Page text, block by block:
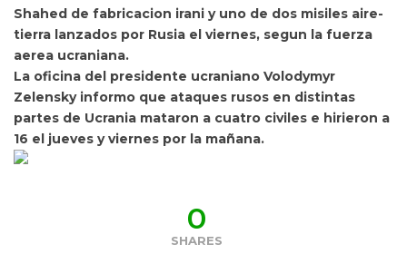
Shahed de fabricacion irani y uno de dos misiles aire-
tierra lanzados por Rusia el viernes, segun la fuerza
aerea ucraniana.
La oficina del presidente ucraniano Volodymyr
Zelensky informo que ataques rusos en distintas
partes de Ucrania mataron a cuatro civiles e hirieron a
16 el jueves y viernes por la mañana.
0
SHARES